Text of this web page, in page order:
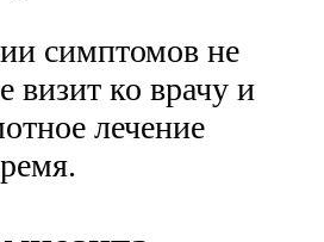
симптомов не
визит ко врачу и
лечение